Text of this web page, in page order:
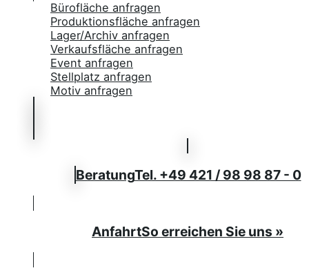
Bürofläche anfragen
Produktionsfläche anfragen
Lager/Archiv anfragen
Verkaufsfläche anfragen
Event anfragen
Stellplatz anfragen
Motiv anfragen
BeratungTel. +49 421 / 98 98 87 - 0
AnfahrtSo erreichen Sie uns »